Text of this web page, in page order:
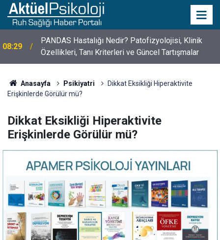
08:29
PANDAS Hastalığı Nedir? Patofizyolojisi, Klinik
Özellikleri, Tanı Kriterleri ve Güncel Tartışmalar
10:30
10 Mayıs Psikologlar Günü Nasıl Ortaya Çıktı? 10
Mayıs Tarihinin Hikayesi
Anasayfa Psikiyatri
Dikkat Eksikliği Hiperaktivite
Erişkinlerde Görülür mü?
Dikkat Eksikliği Hiperaktivite
Erişkinlerde Görülür mü?